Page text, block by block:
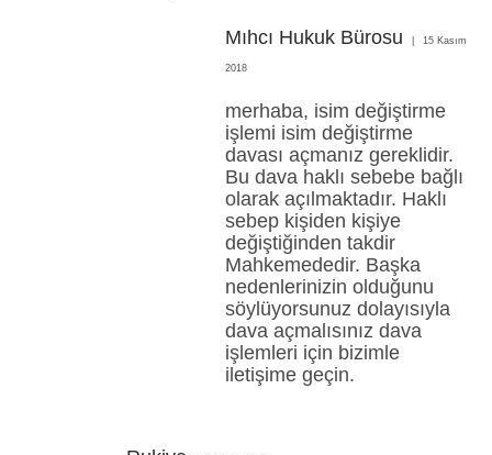
Mıhcı Hukuk Bürosu 15 Kasım
2018
merhaba, isim değiştirme
işlemi isim değiştirme
davası açmanız gereklidir.
Bu dava haklı sebebe bağlı
olarak açılmaktadır. Haklı
sebep kişiden kişiye
değiştiğinden takdir
Mahkemededir. Başka
nedenlerinizin olduğunu
söylüyorsunuz dolayısıyla
dava açmalısınız dava
işlemleri için bizimle
iletişime geçin.